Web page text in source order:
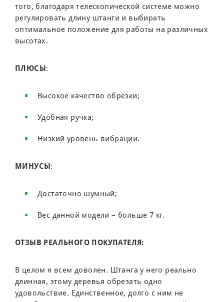
того, благодаря телескопической системе можно
регулировать длину штанги и выбирать
оптимальное положение для работы на различных
высотах.
ПЛЮСЫ:
Высокое качество обрезки;
Удобная ручка;
Низкий уровень вибрации.
МИНУСЫ:
Достаточно шумный;
Вес данной модели – больше 7 кг.
ОТЗЫВ РЕАЛЬНОГО ПОКУПАТЕЛЯ:
В целом я всем доволен. Штанга у него реально
длинная, этому деревья обрезать одно
удовольствие. Единственное, долго с ним не